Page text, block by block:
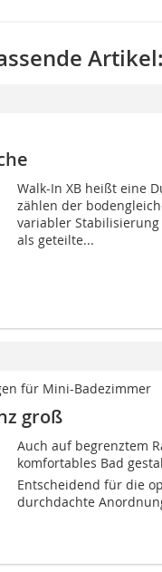
Artikel:
Walk-In XB heißt eine
zählen der
variabler Stabilisierung
als geteilte...
für Mini-Badezimmer
groß
Auch auf begrenztem
komfortables Bad
Entscheidend für die
durchdachte